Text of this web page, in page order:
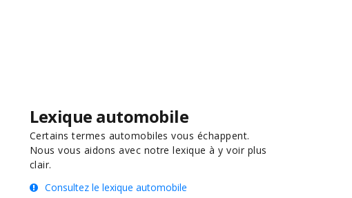
Lexique automobile
Certains termes automobiles vous échappent.
Nous vous aidons avec notre lexique à y voir plus
clair.
Consultez le lexique automobile